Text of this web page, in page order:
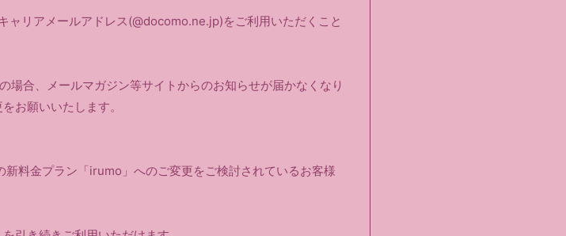
ャリアメールアドレス(@docomo.ne.jp)をご利用いただくこと
場合、メールマガジン等サイトからのお知らせが届かなくなり
お願いいたします。
料金プラン「irumo」へのご変更をご検討されているお客様